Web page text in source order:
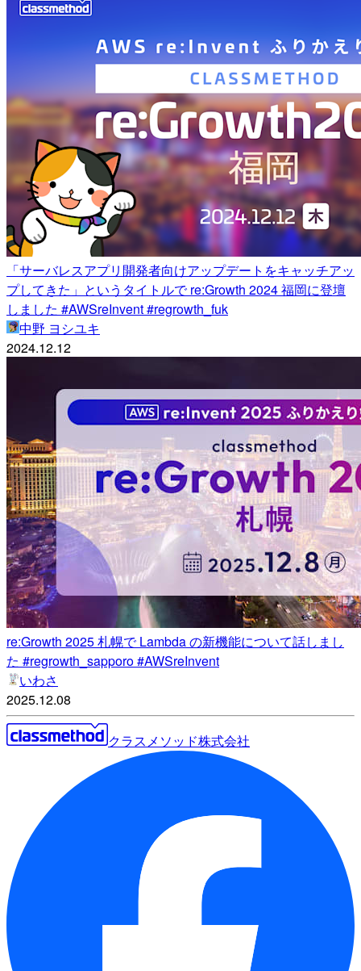
「サーバレスアプリ開発者向けアップデートをキャッチアッ
プしてきた」というタイトルで re:Growth 2024 福岡に登壇
しました #AWSreInvent #regrowth_fuk
中野 ヨシユキ
2024.12.12
re:Growth 2025 札幌で Lambda の新機能について話しまし
た #regrowth_sapporo #AWSreInvent
いわさ
2025.12.08
クラスメソッド株式会社